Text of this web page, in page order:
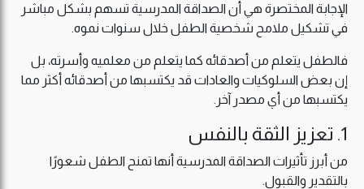
الإجابة المختصرة هي أن الصداقة المدرسية تسهم بشكل مباشر
في تشكيل ملامح شخصية الطفل خلال سنوات نموه.
فالطفل يتعلم من أصدقائه كما يتعلم من معلميه وأسرته، بل
إن بعض السلوكيات والعادات قد يكتسبها من أصدقائه أكثر مما
يكتسبها من أي مصدر آخر.
1. تعزيز الثقة بالنفس
من أبرز تأثيرات الصداقة المدرسية أنها تمنح الطفل شعورًا
بالتقدير والقبول.